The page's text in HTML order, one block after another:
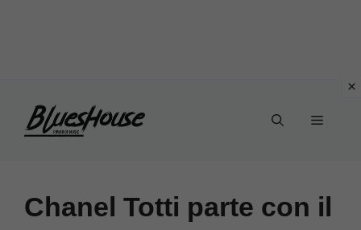
Menu
Chanel Totti parte con il